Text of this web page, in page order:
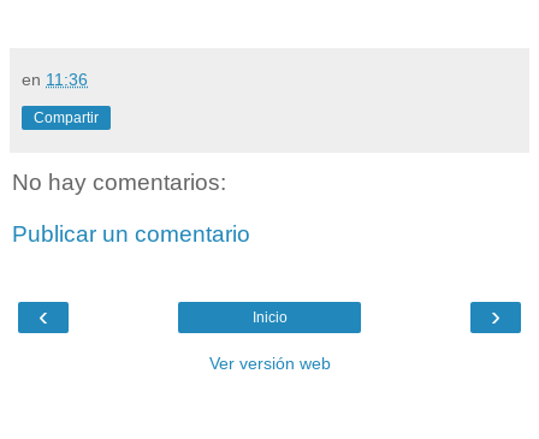
en 11:36
Compartir
No hay comentarios:
Publicar un comentario
‹ ›
Inicio
Ver versión web